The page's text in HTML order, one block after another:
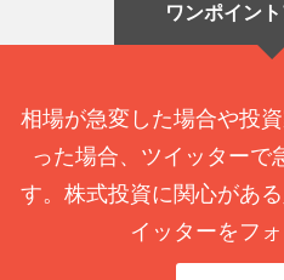
ワンポイン
相場が急変した場合や投
った場合、ツイッターで
す。株式投資に関心があ
イッターをフ